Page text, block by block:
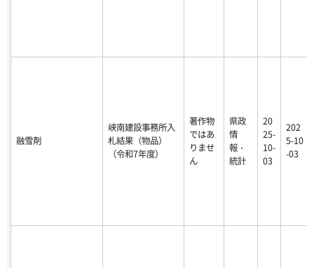
融雪剤
峡南建設事務所入
札結果（物品）
（令和7年度）
著作物
ではあ
りませ
ん
県政
情
報・
統計
20
25-
10-
03
202
5-10
-03